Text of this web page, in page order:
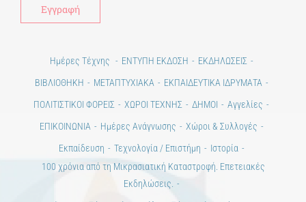
Ημέρες Τέχνης ΕΝΤΥΠΗ ΕΚΔΟΣΗ
ΕΚΔΗΛΩΣΕΙΣ
ΒΙΒΛΙΟΘΗΚΗ
ΜΕΤΑΠΤΥΧΙΑΚΑ
ΕΚΠΑΙΔΕΥΤΙΚΑ ΙΔΡΥΜΑΤΑ
ΠΟΛΙΤΙΣΤΙΚΟΙ ΦΟΡΕΙΣ
ΧΩΡΟΙ ΤΕΧΝΗΣ ΔΗΜΟΙ
Αγγελίες
ΕΠΙΚΟΙΝΩΝΙΑ
Ημέρες Ανάγνωσης
Χώροι & Συλλογές